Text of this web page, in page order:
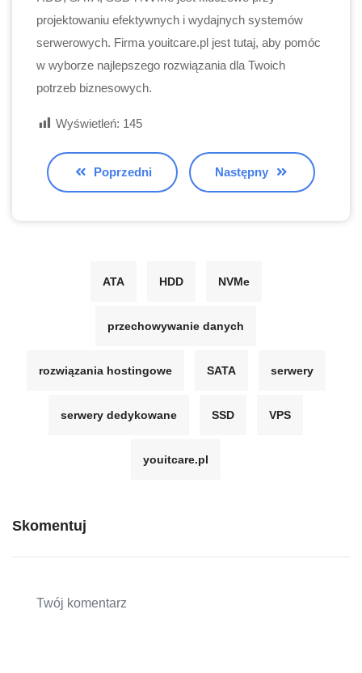
projektowaniu efektywnych i wydajnych systemów
serwerowych. Firma youitcare.pl jest tutaj, aby pomóc
w wyborze najlepszego rozwiązania dla Twoich
potrzeb biznesowych.
Wyświetleń: 145
Poprzedni Następny
ATA HDD NVMe
przechowywanie danych
rozwiązania hostingowe SATA serwery
serwery dedykowane SSD VPS
youitcare.pl
Skomentuj